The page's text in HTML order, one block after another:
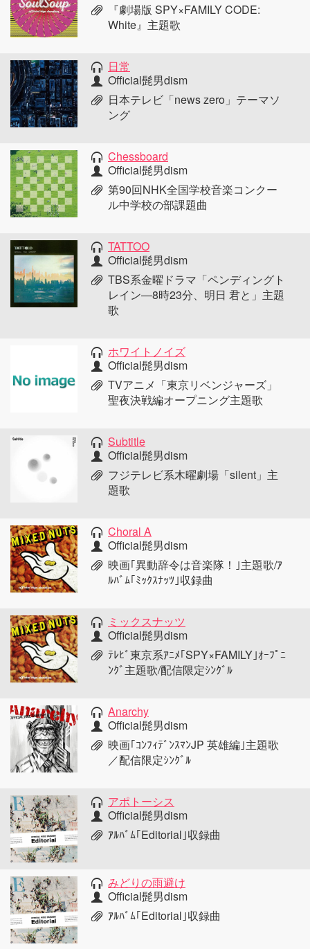
『劇場版 SPY×FAMILY CODE:
White』主題歌
日常
Official髭男dism
日本テレビ「news zero」テーマソ
ング
Chessboard
Official髭男dism
第90回NHK全国学校音楽コンクー
ル中学校の部課題曲
TATTOO
Official髭男dism
TBS系金曜ドラマ「ペンディングト
レイン―8時23分、明日 君と」主題
歌
ホワイトノイズ
Official髭男dism
TVアニメ「東京リベンジャーズ」
聖夜決戦編オープニング主題歌
Subtitle
Official髭男dism
フジテレビ系木曜劇場「silent」主
題歌
Choral A
Official髭男dism
映画｢異動辞令は音楽隊！｣主題歌/ｱ
ﾙﾊﾞﾑ｢ﾐｯｸｽﾅｯﾂ｣収録曲
ミックスナッツ
Official髭男dism
ﾃﾚﾋﾞ東京系ｱﾆﾒ｢SPY×FAMILY｣ｵｰﾌﾟﾆ
ﾝｸﾞ主題歌/配信限定ｼﾝｸﾞﾙ
Anarchy
Official髭男dism
映画｢ｺﾝﾌｨﾃﾞﾝｽﾏﾝJP 英雄編｣主題歌
／配信限定ｼﾝｸﾞﾙ
アポトーシス
Official髭男dism
ｱﾙﾊﾞﾑ｢Editorial｣収録曲
みどりの雨避け
Official髭男dism
ｱﾙﾊﾞﾑ｢Editorial｣収録曲